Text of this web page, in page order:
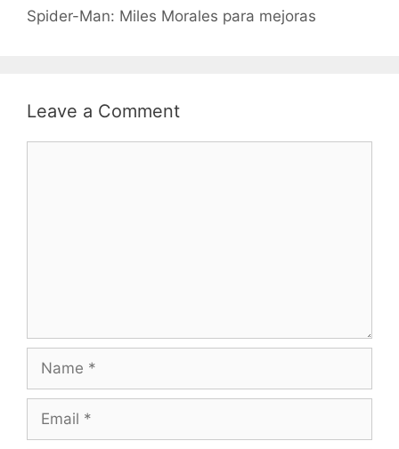
Spider-Man: Miles Morales para mejoras
Leave a Comment
Name
Email